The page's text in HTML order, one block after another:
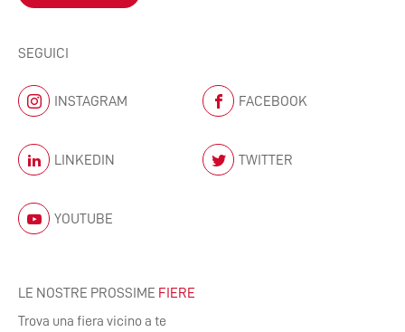
SEGUICI
INSTAGRAM FACEBOOK
LINKEDIN TWITTER
YOUTUBE
LE NOSTRE PROSSIME FIERE
Trova una fiera vicino a te